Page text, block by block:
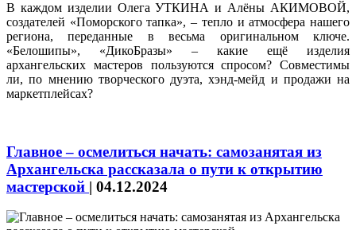
В каждом изделии Олега УТКИНА и Алёны АКИМОВОЙ,
создателей «Поморского тапка», – тепло и атмосфера нашего
региона, переданные в весьма оригинальном ключе.
«Белошипы», «ДикоБразы» – какие ещё изделия
архангельских мастеров пользуются спросом? Совместимы
ли, по мнению творческого дуэта, хэнд-мейд и продажи на
маркетплейсах?
Главное – осмелиться начать: самозанятая из
Архангельска рассказала о пути к открытию
мастерской | 04.12.2024